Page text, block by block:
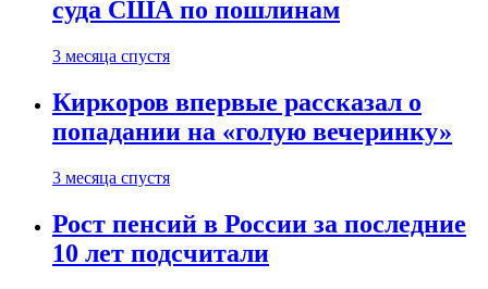
суда США по пошлинам
3 месяца спустя
Киркоров впервые рассказал о
попадании на «голую вечеринку»
3 месяца спустя
Рост пенсий в России за последние
10 лет подсчитали